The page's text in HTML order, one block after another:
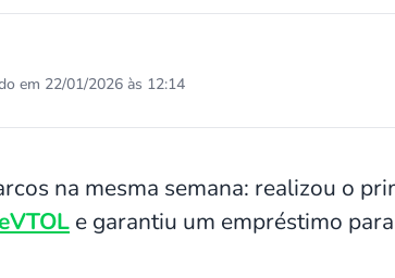
em 22/01/2026 às 12:14
na mesma semana: realizou o
e garantiu um empréstimo